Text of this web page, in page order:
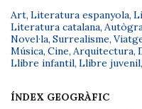
Art, Literatura espanyola,
Literatura catalana,
Novel·la, Surrealisme,
Música, Cine, Arquitectura,
Llibre infantil, Llibre juvenil,
ÍNDEX GEOGRÀFIC